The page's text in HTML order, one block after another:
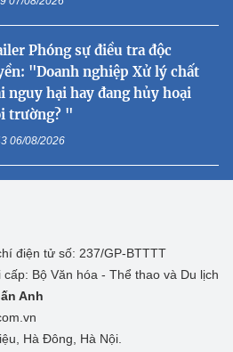
Phóng sự điều tra độc
"Doanh nghiệp Xử lý chất
nguy hại hay đang hủy hoại
trường? "
06/08/2026
điện tử số: 237/GP-BTTTT
Bộ Văn hóa - Thể thao và Du lịch
Anh
Hà Đông, Hà Nội.